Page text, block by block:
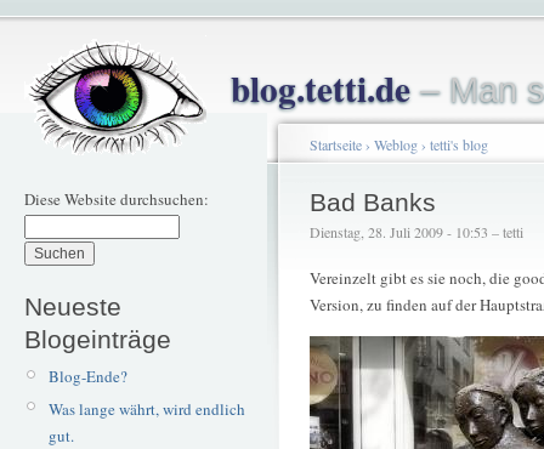
blog.tetti.de– Man
Diese Website durchsuchen:
Neueste
Blogeinträge
Blog-Ende?
Was lange währt, wird endlich
gut.
Startseite› Weblog› tetti's blog
Bad Banks
Dienstag, 28. Juli 2009 - 10:53 – tetti
Vereinzelt gibt es sie noch, die
Version, zu finden auf der